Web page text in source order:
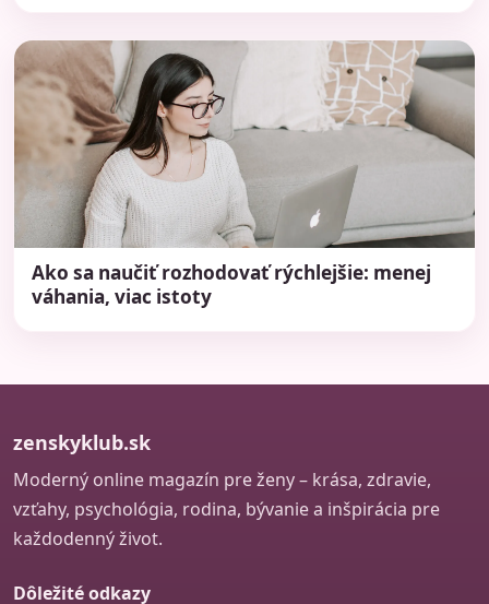
Ako sa naučiť rozhodovať rýchlejšie: menej
váhania, viac istoty
zenskyklub.sk
Moderný online magazín pre ženy – krása, zdravie,
vzťahy, psychológia, rodina, bývanie a inšpirácia pre
každodenný život.
Dôležité odkazy